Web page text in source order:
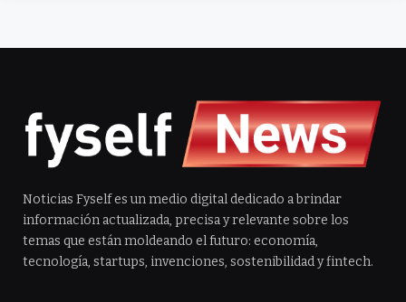
Noticias Fyself es un medio digital dedicado a brindar
información actualizada, precisa y relevante sobre los
temas que están moldeando el futuro: economía,
tecnología, startups, invenciones, sostenibilidad y fintech.